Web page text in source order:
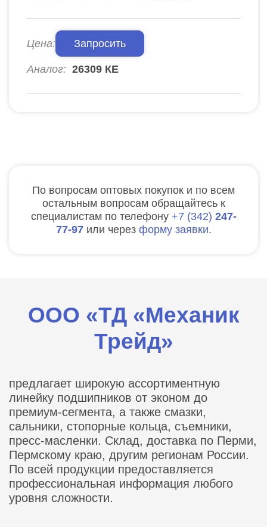
Цена: Запросить
Аналог: 26309 КЕ
По вопросам оптовых покупок и по всем
остальным вопросам обращайтесь к
специалистам по телефону
7 342 247-
77-97 или через форму заявки.
ООО «ТД «Механик
Трейд»
предлагает широкую ассортиментную
линейку подшипников от эконом до
премиум-сегмента, а также смазки,
сальники, стопорные кольца, съемники,
пресс-масленки. Склад, доставка по Перми,
Пермскому краю, другим регионам России.
По всей продукции предоставляется
профессиональная информация любого
уровня сложности.